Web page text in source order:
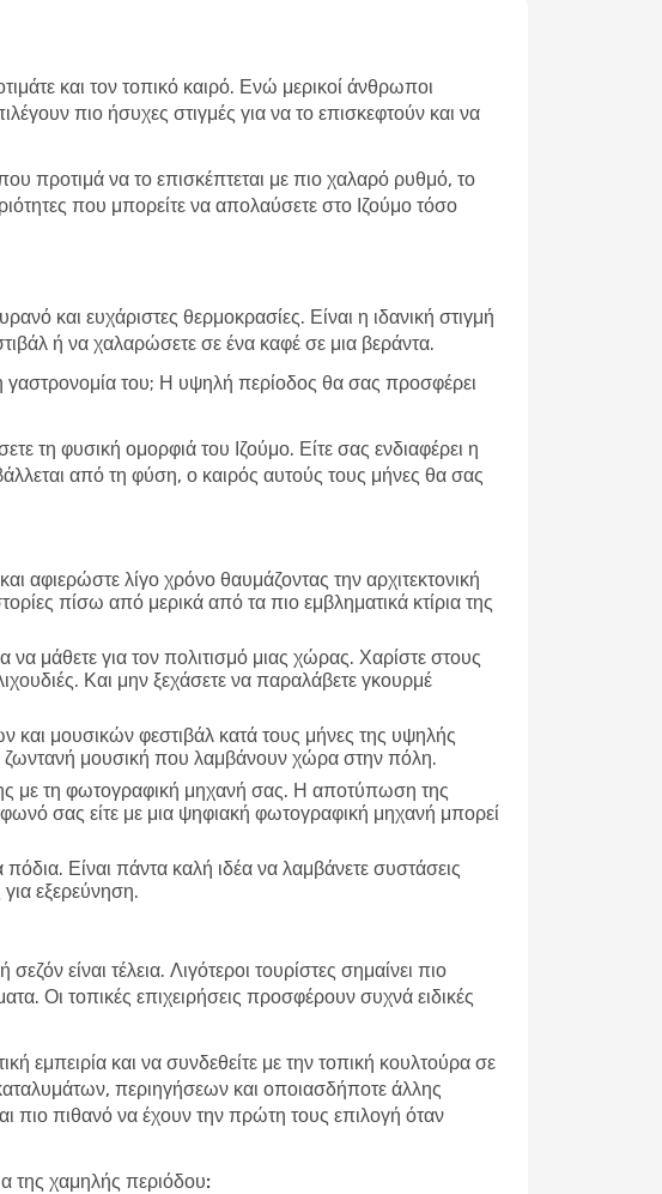
και τον τοπικό καιρό. Ενώ μερικοί άνθρωποι
πιο ήσυχες στιγμές για να το επισκεφτούν και να
προτιμά να το επισκέπτεται με πιο χαλαρό ρυθμό, το
που μπορείτε να απολαύσετε στο Ιζούμο τόσο
και ευχάριστες θερμοκρασίες. Είναι η ιδανική στιγμή
ή να χαλαρώσετε σε ένα καφέ σε μια βεράντα.
γαστρονομία του; Η υψηλή περίοδος θα σας προσφέρει
τη φυσική ομορφιά του Ιζούμο. Είτε σας ενδιαφέρει η
από τη φύση, ο καιρός αυτούς τους μήνες θα σας
αφιερώστε λίγο χρόνο θαυμάζοντας την αρχιτεκτονική
πίσω από μερικά από τα πιο εμβληματικά κτίρια της
να μάθετε για τον πολιτισμό μιας χώρας. Χαρίστε στους
Και μην ξεχάσετε να παραλάβετε γκουρμέ
μουσικών φεστιβάλ κατά τους μήνες της υψηλής
ζωντανή μουσική που λαμβάνουν χώρα στην πόλη.
με τη φωτογραφική μηχανή σας. Η αποτύπωση της
σας είτε με μια ψηφιακή φωτογραφική μηχανή μπορεί
Είναι πάντα καλή ιδέα να λαμβάνετε συστάσεις
για εξερεύνηση.
είναι τέλεια. Λιγότεροι τουρίστες σημαίνει πιο
Οι τοπικές επιχειρήσεις προσφέρουν συχνά ειδικές
εμπειρία και να συνδεθείτε με την τοπική κουλτούρα σε
περιηγήσεων και οποιασδήποτε άλλης
πιο πιθανό να έχουν την πρώτη τους επιλογή όταν
της χαμηλής περιόδου: